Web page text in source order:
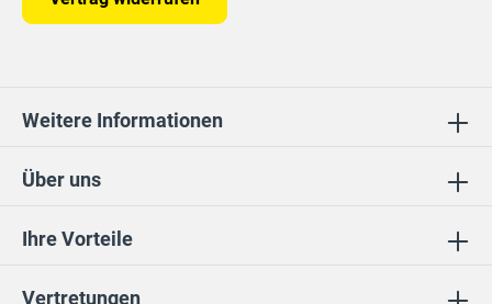
Ihre Vorteile
Vertretungen
Über uns
Weitere Informationen